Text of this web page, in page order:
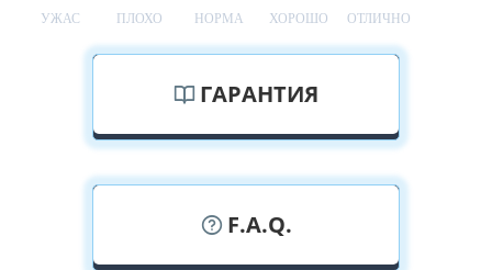
УЖАС ПЛОХО НОРМА ХОРОШО ОТЛИЧНО
ГАРАНТИЯ
F.A.Q.